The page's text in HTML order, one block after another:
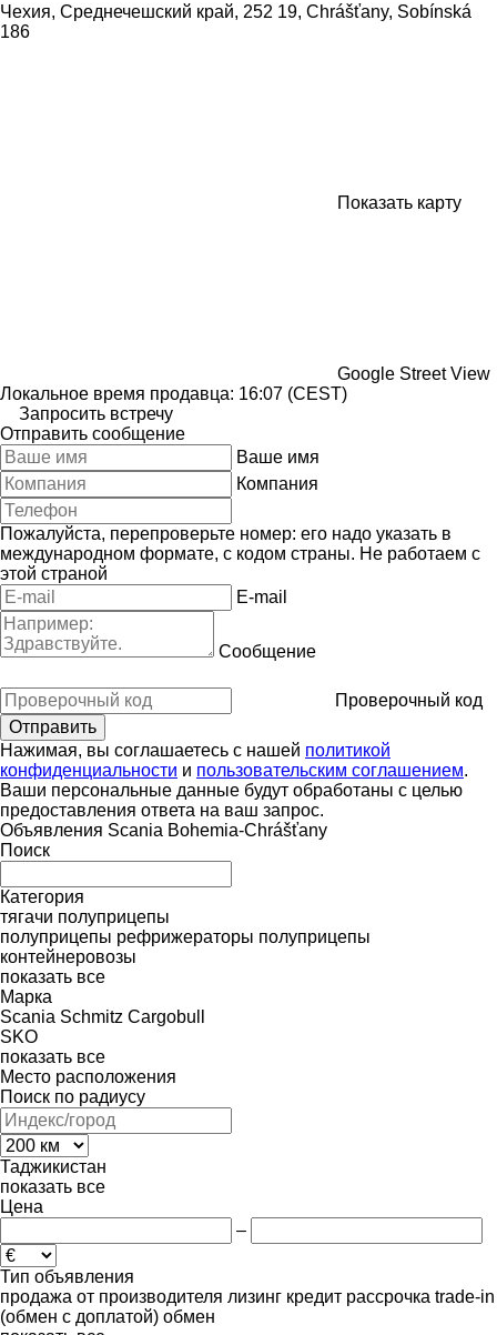
Чехия, Среднечешский край, 252 19, Chrášťany, Sobínská
186
Показать карту
Google Street View
Локальное время продавца: 16:07 (CEST)
Запросить встречу
Отправить сообщение
Ваше имя
Компания
Пожалуйста, перепроверьте номер: его надо указать в
международном формате, с кодом страны. Не работаем с
этой страной
E-mail
Сообщение
Проверочный код
Нажимая, вы соглашаетесь с нашей политикой
конфиденциальности и пользовательским соглашением.
Ваши персональные данные будут обработаны с целью
предоставления ответа на ваш запрос.
Объявления Scania Bohemia-Chrášťany
Поиск
Категория
тягачи полуприцепы
полуприцепы рефрижераторы полуприцепы
контейнеровозы
показать все
Марка
Scania Schmitz Cargobull
SKO
показать все
Место расположения
Поиск по радиусу
Таджикистан
показать все
Цена
–
Тип объявления
продажа от производителя лизинг кредит рассрочка trade-in
(обмен с доплатой) обмен